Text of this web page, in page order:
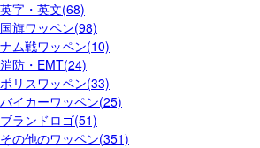
英字・英文(68)
国旗ワッペン(98)
ナム戦ワッペン(10)
消防・EMT(24)
ポリスワッペン(33)
バイカーワッペン(25)
ブランドロゴ(51)
その他のワッペン(351)